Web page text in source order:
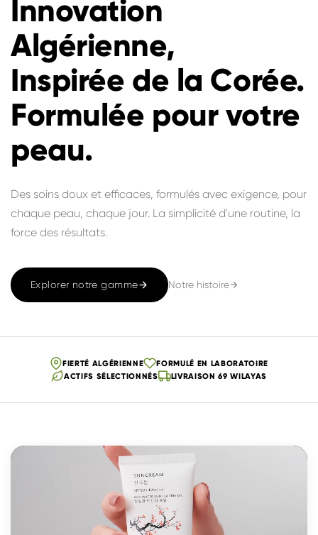
Innovation
Algérienne,
Inspirée de la Corée.
Formulée pour votre
peau.
Des soins doux et efficaces, formulés avec exigence, pour
chaque peau, chaque jour. La simplicité d'une routine, la
force des résultats.
Explorer notre gamme Notre histoire
FIERTÉ ALGÉRIENNE
FORMULÉ EN LABORATOIRE
ACTIFS SÉLECTIONNÉS
LIVRAISON 69 WILAYAS